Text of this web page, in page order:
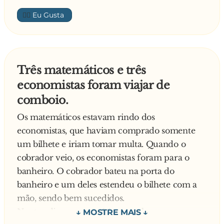
Na segunda-feira, o vendedor ligou para o
cliente para dizer-lhe que, infelizmente, deve
ter havido algum equívoco do banco, mas o
voz meio sonolenta:
- Sem problema. Pode rasgar o cheque. Já comi!
— Me desculpa, preciso ir ao banheiro, mas já
volto.
— Melhor, mas é desagradável mencionar o
banheiro durante as refeições. E você,
para, ao menos uma vez, mostrar boas
maneiras?
— Eu diria:
"Minha prezada senhorita, peço licença para
ausentar-me por um momento, pois vou
estender a mão a um grande amigo que
pretendo lhe apresentar depois do jantar".
👍🏼
Três matemáticos e três
economistas foram viajar de
comboio.
Os matemáticos estavam rindo dos
economistas, que haviam comprado somente
um bilhete e iriam tomar multa. Quando o
cobrador veio, os economistas foram para o
banheiro. O cobrador bateu na porta do
banheiro e um deles estendeu o bilhete com a
mão, sendo bem sucedidos.
Noutro dia os matemáticos resolveram usar a